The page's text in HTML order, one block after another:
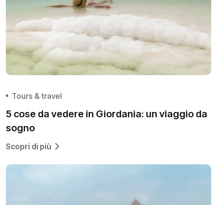
Tours & travel
5 cose da vedere in Giordania: un viaggio da
sogno
Scopri di più